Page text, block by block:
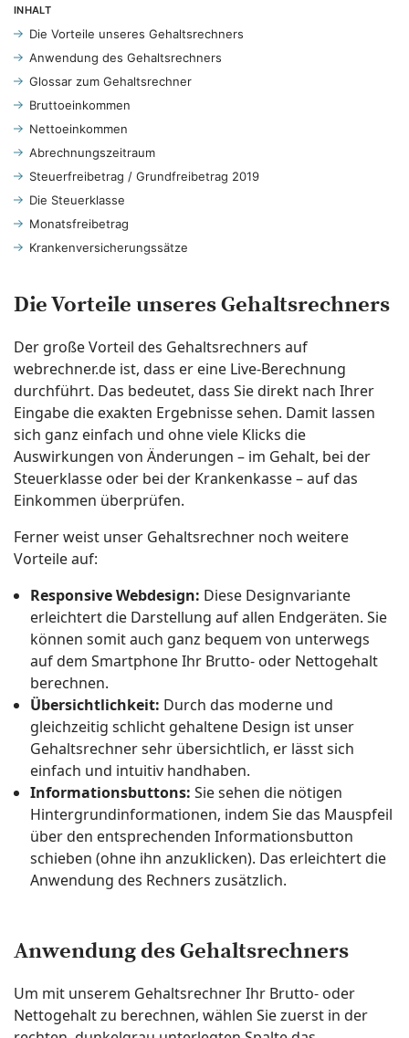
INHALT
Die Vorteile unseres Gehaltsrechners
Anwendung des Gehaltsrechners
Glossar zum Gehaltsrechner
Bruttoeinkommen
Nettoeinkommen
Abrechnungszeitraum
Steuerfreibetrag / Grundfreibetrag 2019
Die Steuerklasse
Monatsfreibetrag
Krankenversicherungssätze
Die Vorteile unseres Gehaltsrechners
Der große Vorteil des Gehaltsrechners auf
webrechner.de ist, dass er eine Live-Berechnung
durchführt. Das bedeutet, dass Sie direkt nach Ihrer
Eingabe die exakten Ergebnisse sehen. Damit lassen
sich ganz einfach und ohne viele Klicks die
Auswirkungen von Änderungen – im Gehalt, bei der
Steuerklasse oder bei der Krankenkasse – auf das
Einkommen überprüfen.
Ferner weist unser Gehaltsrechner noch weitere
Vorteile auf:
Responsive Webdesign: Diese Designvariante
erleichtert die Darstellung auf allen Endgeräten. Sie
können somit auch ganz bequem von unterwegs
auf dem Smartphone Ihr Brutto- oder Nettogehalt
berechnen.
Übersichtlichkeit: Durch das moderne und
gleichzeitig schlicht gehaltene Design ist unser
Gehaltsrechner sehr übersichtlich, er lässt sich
einfach und intuitiv handhaben.
Informationsbuttons: Sie sehen die nötigen
Hintergrundinformationen, indem Sie das Mauspfeil
über den entsprechenden Informationsbutton
schieben (ohne ihn anzuklicken). Das erleichtert die
Anwendung des Rechners zusätzlich.
Anwendung des Gehaltsrechners
Um mit unserem Gehaltsrechner Ihr Brutto- oder
Nettogehalt zu berechnen, wählen Sie zuerst in der